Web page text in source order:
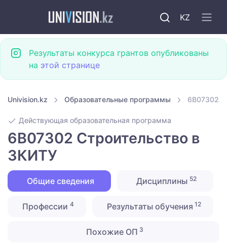
KZ
Результаты конкурса грантов опубликованы
на этой странице
Univision.kz Образовательные программы 6B07302
Действующая образовательная программа
6B07302 Строительство в
ЗКИТУ
Общие сведения Дисциплины 52
Профессии 4 Результаты обучения 12
Похожие ОП 3